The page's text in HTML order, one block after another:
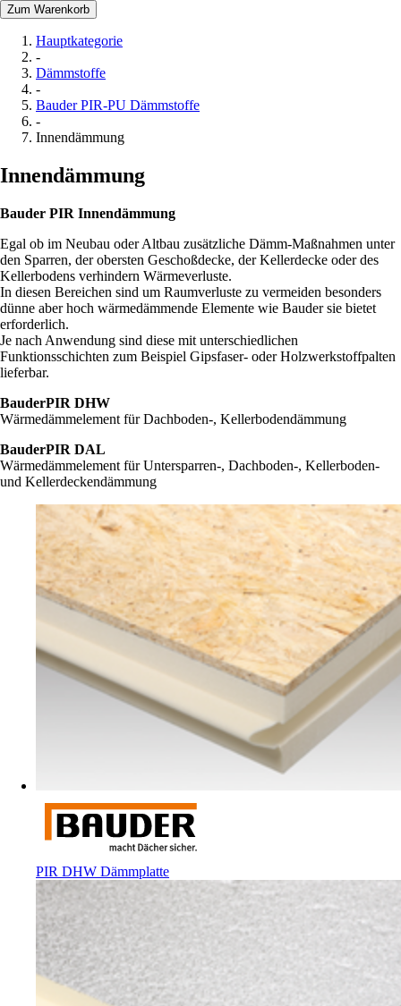
Zum Warenkorb
Hauptkategorie
-
Dämmstoffe
-
Bauder PIR-PU Dämmstoffe
-
Innendämmung
Innendämmung
Bauder PIR Innendämmung
Egal ob im Neubau oder Altbau zusätzliche Dämm-Maßnahmen unter
den Sparren, der obersten Geschoßdecke, der Kellerdecke oder des
Kellerbodens verhindern Wärmeverluste.
In diesen Bereichen sind um Raumverluste zu vermeiden besonders
dünne aber hoch wärmedämmende Elemente wie Bauder sie bietet
erforderlich.
Je nach Anwendung sind diese mit unterschiedlichen
Funktionsschichten zum Beispiel Gipsfaser- oder Holzwerkstoffpalten
lieferbar.
BauderPIR DHW
Wärmedämmelement für Dachboden-, Kellerbodendämmung
BauderPIR DAL
Wärmedämmelement für Untersparren-, Dachboden-, Kellerboden-
und Kellerdeckendämmung
PIR DHW Dämmplatte